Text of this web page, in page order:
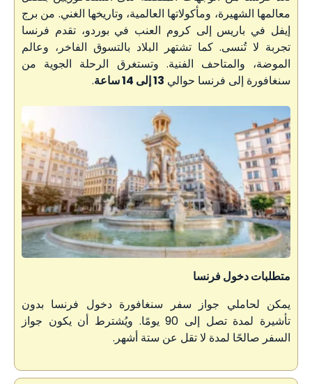
معالمها الشهيرة، ومأكولاتها العالمية، وتاريخها الغني. من برج
إيفل في باريس إلى كروم العنب في بوردو، تقدم فرنسا
تجربة لا تُنسى. كما تشتهر البلاد بالتسوق الفاخر، وعالم
الموضة، والمتاحف الفنية. وتستغرق الرحلة الجوية من
سنغافورة إلى فرنسا حوالي 13 إلى 14 ساعة .
متطلبات دخول فرنسا
يمكن لحاملي جواز سفر سنغافورة دخول فرنسا بدون
تأشيرة لمدة تصل إلى 90 يومًا. ويُشترط أن يكون جواز
السفر صالحًا لمدة لا تقل عن ستة أشهر.